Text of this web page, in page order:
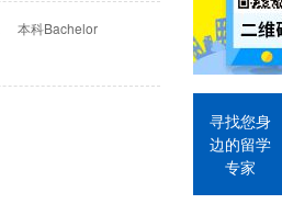
本科Bachelor
寻找您身
边的留学
专家